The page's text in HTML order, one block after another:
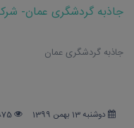
جاذبه گردشگری عمان-
جاذبه گردشگری عمان
دوشنبه 13 بهمن 1399